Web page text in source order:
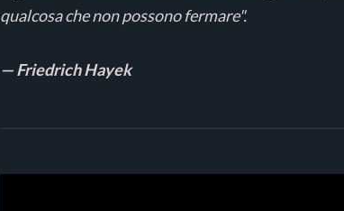
qualcosa che non possono fermare".
— Friedrich Hayek